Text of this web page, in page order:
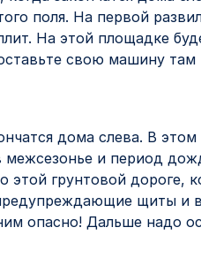
поля. На первой
На этой площадке
свою машину там
дома слева. В этом
и период
грунтовой дороге,
предупреждающие щиты и
опасно! Дальше надо